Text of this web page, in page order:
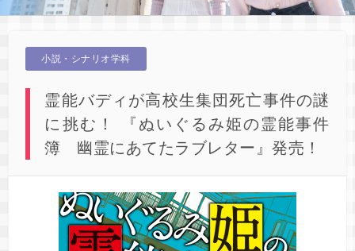
小説・シナリオ学科
霊能バディが高校生集団死亡事件の謎
に挑む！ 『ぬいぐるみ姫の霊能事件
簿 幽霊にあてたラブレター』発売！